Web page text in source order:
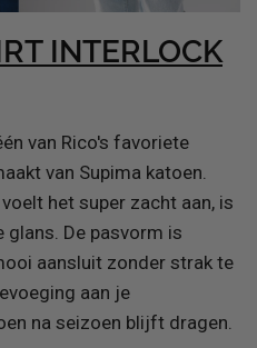
INTERLOCK
van Rico's favoriete
van Supima katoen.
het super zacht aan, is
De pasvorm is
aansluit zonder strak te
aan je
na seizoen blijft dragen.